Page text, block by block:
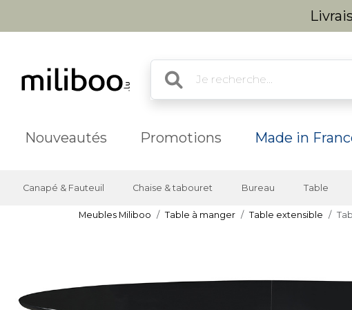
Nouveautés Promotions Made in
Canapé & Fauteuil Chaise & tabouret Bureau Table
Meubles Miliboo Table à manger Table extensible